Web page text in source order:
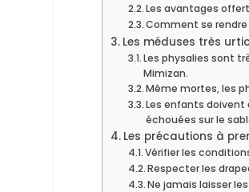
Les avantages
Comment se
Les méduses très
Les physalies sont
Mimizan.
Même mortes, les
Les enfants doivent
échouées sur le
Les précautions à
Vérifier les
Respecter les
Ne jamais laisser